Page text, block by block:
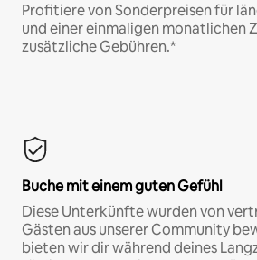
Profitiere von Sonderpreisen für
und einer einmaligen monatlichen
zusätzliche Gebühren.*
Buche mit einem guten Gefühl
Diese Unterkünfte wurden von
Gästen aus unserer Community
bieten wir dir während deines